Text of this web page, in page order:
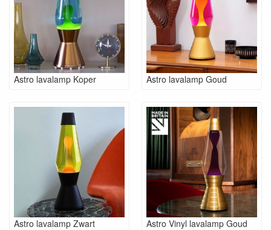
Astro lavalamp Koper Astro lavalamp Goud
Astro lavalamp Zwart Astro Vinyl lavalamp Goud